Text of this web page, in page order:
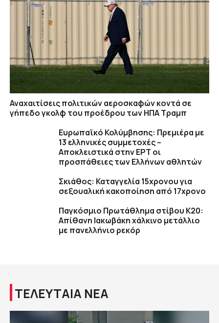
Αναχαιτίσεις πολιτικών αεροσκαφών κοντά σε
γήπεδο γκολφ του προέδρου των ΗΠΑ Τραμπ
Ευρωπαϊκό Κολύμβησης: Πρεμιέρα με
13 ελληνικές συμμετοχές –
Αποκλειστικά στην ΕΡΤ οι
προσπάθειες των Ελλήνων αθλητών
Σκιάθος: Καταγγελία 15χρονου για
σεξουαλική κακοποίηση από 17χρονο
Παγκόσμιο Πρωτάθλημα στίβου Κ20:
Απίθανη Ιακωβάκη χάλκινο μετάλλιο
με πανελλήνιο ρεκόρ
ΤΕΛΕΥΤΑΙΑ ΝΕΑ